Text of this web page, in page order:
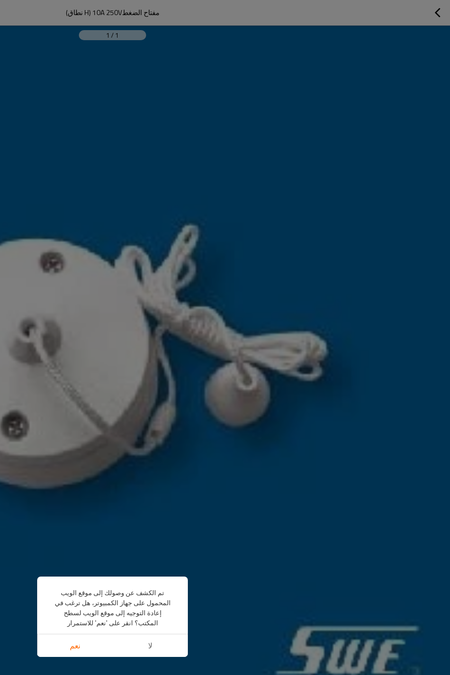
مفتاح الضغط10A 250V (H نطاق)
1
/
1
تم الكشف عن وصولك إلى موقع الويب
المحمول على جهاز الكمبيوتر، هل ترغب في
إعادة التوجيه إلى موقع الويب لسطح
المكتب؟ انقر على 'نعم' للاستمرار
لا نعم